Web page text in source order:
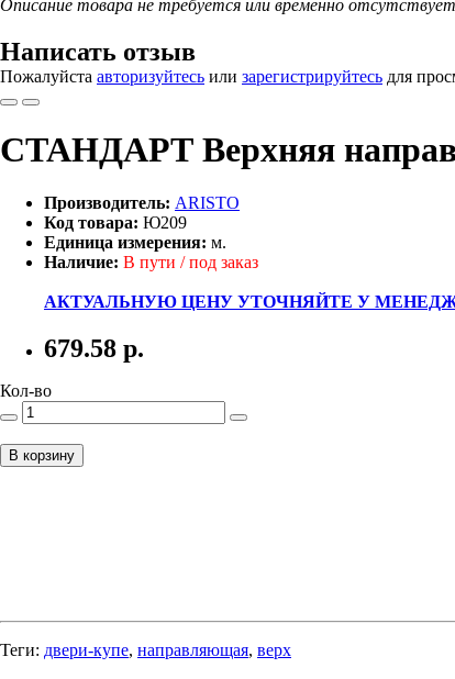
Описание товара не требуется или временно
Написать отзыв
Пожалуйста авторизуйтесь или зарегистрируйтесь для
СТАНДАРТ Верхняя
Производитель: ARISTO
Код товара: Ю209
Единица измерения: м.
Наличие: В пути / под заказ
АКТУАЛЬНУЮ ЦЕНУ УТОЧНЯЙТЕ У
679.58 р.
Кол-во
В корзину
Теги: двери-купе, направляющая, верх